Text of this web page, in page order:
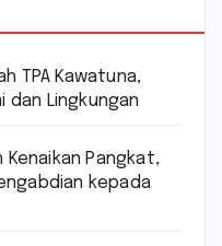
TPA Kawatuna,
dan Lingkungan
Kenaikan Pangkat,
kepada